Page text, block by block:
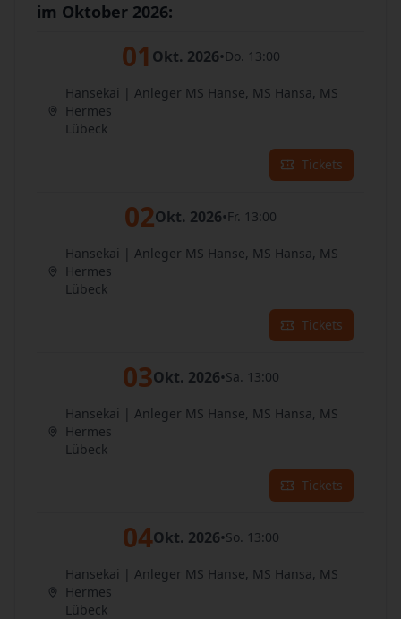
im Oktober 2026:
01 Okt. 2026•Do. 13:00
Hansekai | Anleger MS Hanse, MS Hansa, MS
Hermes
Lübeck
Tickets
02Okt. 2026•Fr. 13:00
Hansekai | Anleger MS Hanse, MS Hansa, MS
Hermes
Lübeck
Tickets
03Okt. 2026•Sa. 13:00
Hansekai | Anleger MS Hanse, MS Hansa, MS
Hermes
Lübeck
Tickets
04Okt. 2026•So. 13:00
Hansekai | Anleger MS Hanse, MS Hansa, MS
Hermes
Lübeck